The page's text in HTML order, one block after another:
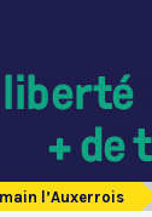
l’Auxerrois